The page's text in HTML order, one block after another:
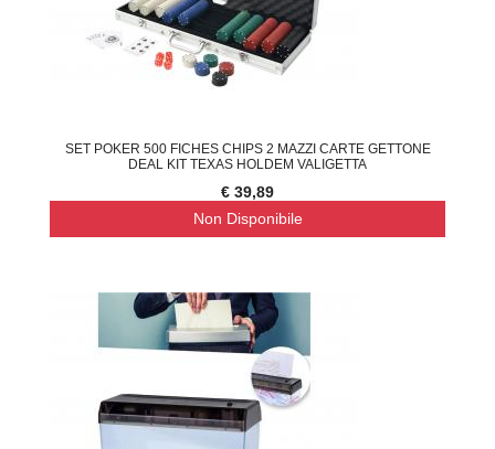
SET POKER 500 FICHES CHIPS 2 MAZZI CARTE GETTONE
DEAL KIT TEXAS HOLDEM VALIGETTA
€ 39,89
Non Disponibile